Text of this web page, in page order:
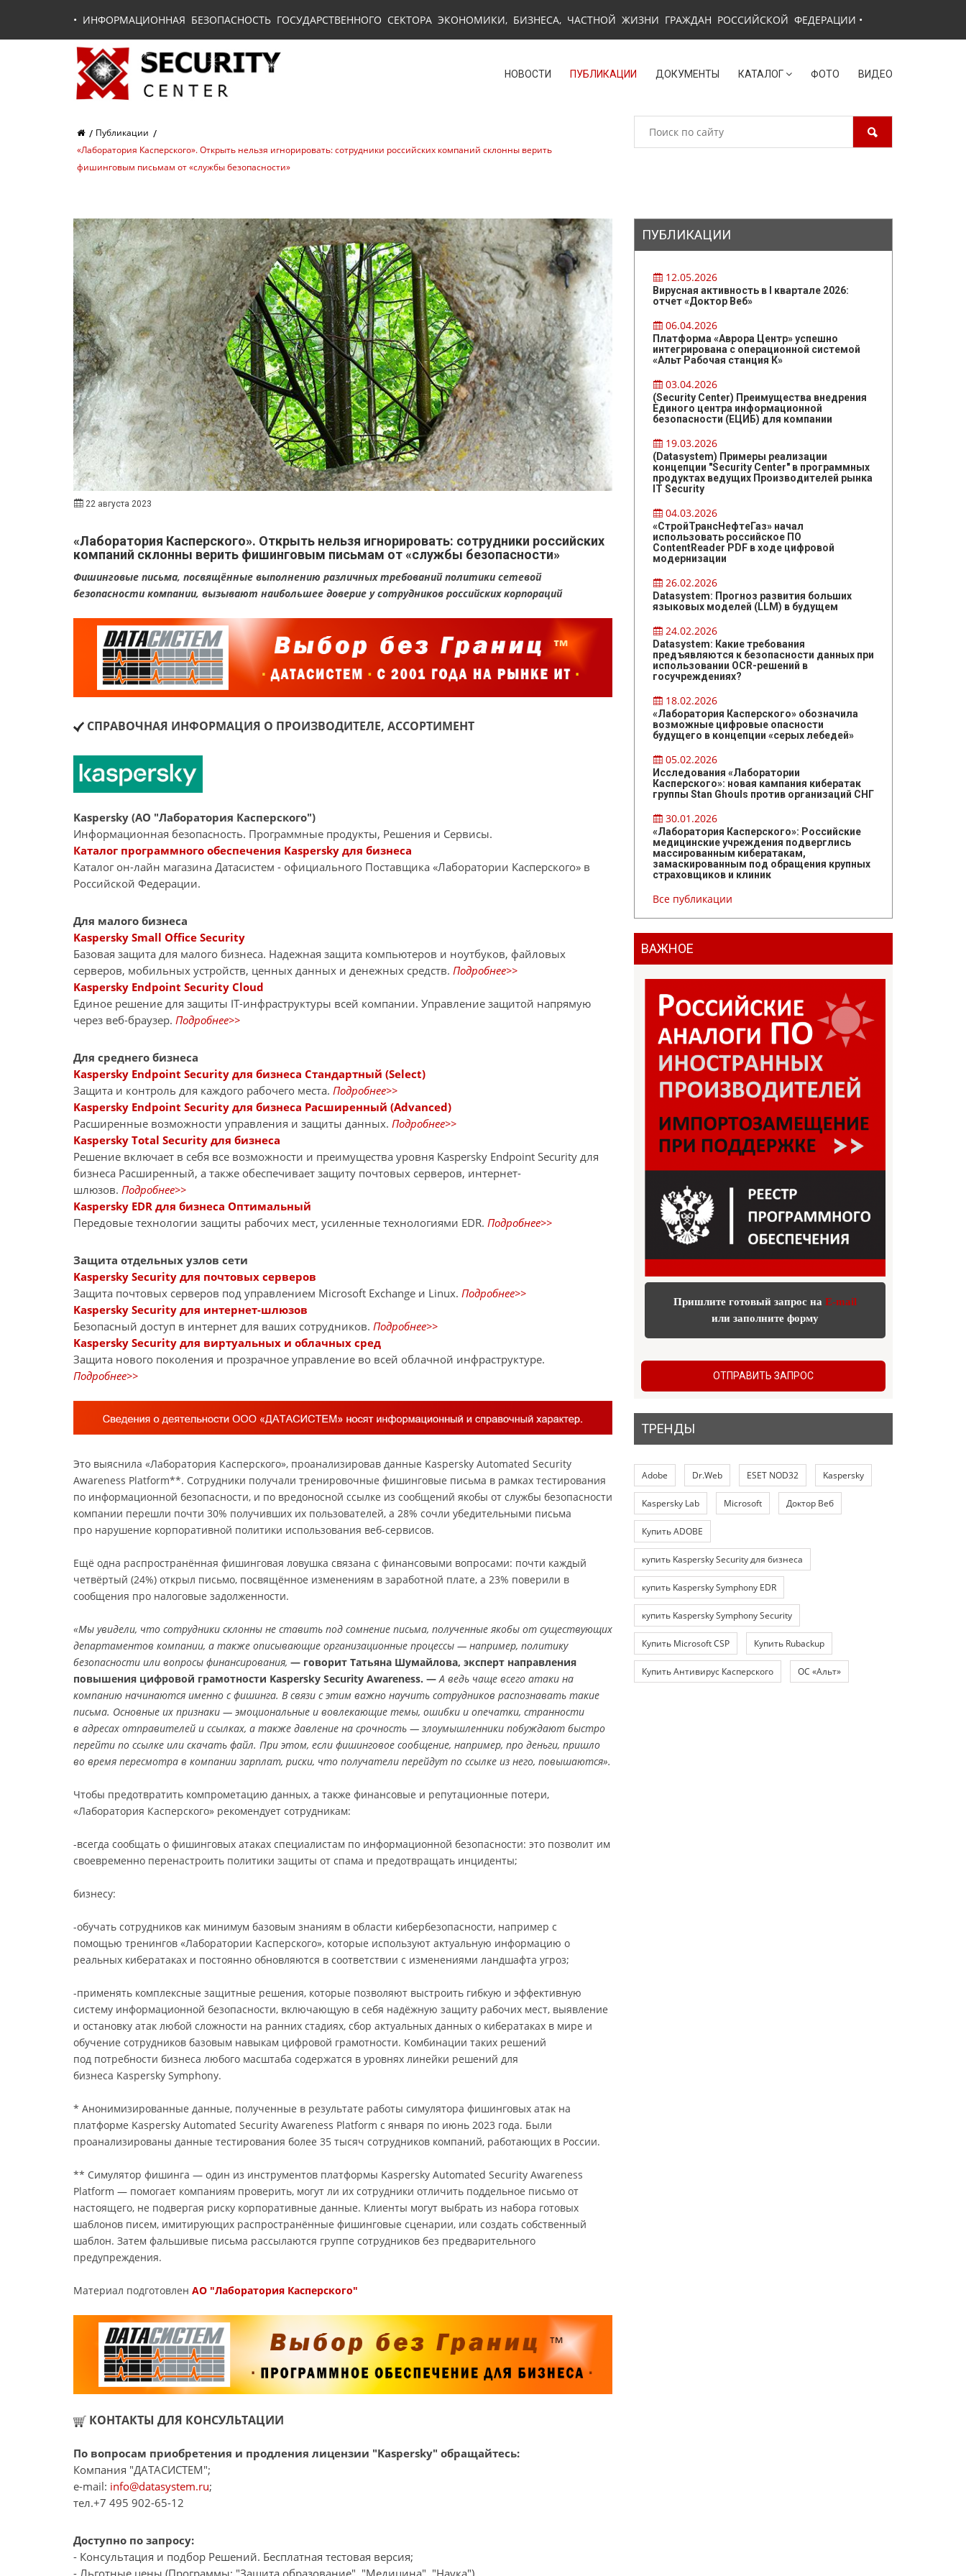
• ИНФОРМАЦИОННАЯ БЕЗОПАСНОСТЬ ГОСУДАРСТВЕННОГО СЕКТОРА ЭКОНОМИКИ, БИЗНЕСА, ЧАСТНОЙ ЖИЗНИ ГРАЖДАН РОССИЙСКОЙ ФЕДЕРАЦИИ •
НОВОСТИ ПУБЛИКАЦИИ ДОКУМЕНТЫ КАТАЛОГ ФОТО ВИДЕО
Публикации
«Лаборатория Касперского». Открыть нельзя игнорировать: сотрудники российских компаний склонны верить
фишинговым письмам от «службы безопасности»
22 августа 2023
«Лаборатория Касперского». Открыть нельзя игнорировать: сотрудники российских
компаний склонны верить фишинговым письмам от «службы безопасности»
Фишинговые письма, посвящённые выполнению различных требований политики сетевой
безопасности компании, вызывают наибольшее доверие у сотрудников российских корпораций
СПРАВОЧНАЯ ИНФОРМАЦИЯ О ПРОИЗВОДИТЕЛЕ, АССОРТИМЕНТ
Kaspersky (АО "Лаборатория Касперского")
Информационная безопасность. Программные продукты, Решения и Сервисы.
Каталог программного обеспечения Kaspersky для бизнеса
Каталог он-лайн магазина Датасиcтем - официального Поставщика «Лаборатории Касперского» в
Российской Федерации.
Для малого бизнеса
Kaspersky Small Office Security
Базовая защита для малого бизнеса. Надежная защита компьютеров и ноутбуков, файловых
серверов, мобильных устройств, ценных данных и денежных средств. Подробнее>>
Kaspersky Endpoint Security Cloud
Единое решение для защиты IT-инфраструктуры всей компании. Управление защитой напрямую
через веб-браузер. Подробнее>>
Для среднего бизнеса
Kaspersky Endpoint Security для бизнеса Стандартный (Select)
Защита и контроль для каждого рабочего места. Подробнее>>
Kaspersky Endpoint Security для бизнеса Расширенный (Advanced)
Расширенные возможности управления и защиты данных. Подробнее>>
Kaspersky Total Security для бизнеса
Решение включает в себя все возможности и преимущества уровня Kaspersky Endpoint Security для
бизнеса Расширенный, а также обеспечивает защиту почтовых серверов, интернет-
шлюзов. Подробнее>>
Kaspersky EDR для бизнеса Оптимальный
Передовые технологии защиты рабочих мест, усиленные технологиями EDR. Подробнее>>
Защита отдельных узлов сети
Kaspersky Security для почтовых серверов
Защита почтовых серверов под управлением Microsoft Exchange и Linux. Подробнее>>
Kaspersky Security для интернет-шлюзов
Безопасный доступ в интернет для ваших сотрудников. Подробнее>>
Kaspersky Security для виртуальных и облачных сред
Защита нового поколения и прозрачное управление во всей облачной инфраструктуре.
Подробнее>>
Это выяснила «Лаборатория Касперского», проанализировав данные Kaspersky Automated Security
Awareness Platform**. Сотрудники получали тренировочные фишинговые письма в рамках тестирования
по информационной безопасности, и по вредоносной ссылке из сообщений якобы от службы безопасности
компании перешли почти 30% получивших их пользователей, а 28% сочли убедительными письма
про нарушение корпоративной политики использования веб-сервисов.
Ещё одна распространённая фишинговая ловушка связана с финансовыми вопросами: почти каждый
четвёртый (24%) открыл письмо, посвящённое изменениям в заработной плате, а 23% поверили в
сообщения про налоговые задолженности.
«Мы увидели, что сотрудники склонны не ставить под сомнение письма, полученные якобы от существующих
департаментов компании, а также описывающие организационные процессы — например, политику
безопасности или вопросы финансирования, — говорит Татьяна Шумайлова, эксперт направления
повышения цифровой грамотности Kaspersky Security Awareness. — А ведь чаще всего атаки на
компанию начинаются именно с фишинга. В связи с этим важно научить сотрудников распознавать такие
письма. Основные их признаки — эмоциональные и вовлекающие темы, ошибки и опечатки, странности
в адресах отправителей и ссылках, а также давление на срочность — злоумышленники побуждают быстро
перейти по ссылке или скачать файл. При этом, если фишинговое сообщение, например, про деньги, пришло
во время пересмотра в компании зарплат, риски, что получатели перейдут по ссылке из него, повышаются».
Чтобы предотвратить компрометацию данных, а также финансовые и репутационные потери,
«Лаборатория Касперского» рекомендует сотрудникам:
-всегда сообщать о фишинговых атаках специалистам по информационной безопасности: это позволит им
своевременно перенастроить политики защиты от спама и предотвращать инциденты;
бизнесу:
-обучать сотрудников как минимум базовым знаниям в области кибербезопасности, например с
помощью тренингов «Лаборатории Касперского», которые используют актуальную информацию о
реальных кибератаках и постоянно обновляются в соответствии с изменениями ландшафта угроз;
-применять комплексные защитные решения, которые позволяют выстроить гибкую и эффективную
систему информационной безопасности, включающую в себя надёжную защиту рабочих мест, выявление
и остановку атак любой сложности на ранних стадиях, сбор актуальных данных о кибератаках в мире и
обучение сотрудников базовым навыкам цифровой грамотности. Комбинации таких решений
под потребности бизнеса любого масштаба содержатся в уровнях линейки решений для
бизнеса Kaspersky Symphony.
* Анонимизированные данные, полученные в результате работы симулятора фишинговых атак на
платформе Kaspersky Automated Security Awareness Platform с января по июнь 2023 года. Были
проанализированы данные тестирования более 35 тысяч сотрудников компаний, работающих в России.
** Симулятор фишинга — один из инструментов платформы Kaspersky Automated Security Awareness
Platform — помогает компаниям проверить, могут ли их сотрудники отличить поддельное письмо от
настоящего, не подвергая риску корпоративные данные. Клиенты могут выбрать из набора готовых
шаблонов писем, имитирующих распространённые фишинговые сценарии, или создать собственный
шаблон. Затем фальшивые письма рассылаются группе сотрудников без предварительного
предупреждения.
Материал подготовлен АО "Лаборатория Касперского"
КОНТАКТЫ ДЛЯ КОНСУЛЬТАЦИИ
По вопросам приобретения и продления лицензии "Kaspersky" обращайтесь:
Компания "ДАТАСИСТЕМ";
e-mail: info@datasystem.ru;
тел.+7 495 902-65-12
Доступно по запросу:
- Консультация и подбор Решений. Бесплатная тестовая версия;
ПУБЛИКАЦИИ
12.05.2026
Вирусная активность в I квартале 2026:
отчет «Доктор Веб»
06.04.2026
Платформа «Аврора Центр» успешно
интегрирована с операционной системой
«Альт Рабочая станция К»
03.04.2026
(Security Center) Преимущества внедрения
Единого центра информационной
безопасности (ЕЦИБ) для компании
19.03.2026
(Datasystem) Примеры реализации
концепции "Security Center" в программных
продуктах ведущих Производителей рынка
IT Security
04.03.2026
«СтройТрансНефтеГаз» начал
использовать российское ПО
ContentReader PDF в ходе цифровой
модернизации
26.02.2026
Datasystem: Прогноз развития больших
языковых моделей (LLM) в будущем
24.02.2026
Datasystem: Какие требования
предъявляются к безопасности данных при
использовании OCR-решений в
госучреждениях?
18.02.2026
«Лаборатория Касперского» обозначила
возможные цифровые опасности
будущего в концепции «серых лебедей»
05.02.2026
Исследования «Лаборатории
Касперского»: новая кампания кибератак
группы Stan Ghouls против организаций СНГ
30.01.2026
«Лаборатория Касперского»: Российские
медицинские учреждения подверглись
массированным кибератакам,
замаскированным под обращения крупных
страховщиков и клиник
Все публикации
ВАЖНОЕ
Пришлите готовый запрос на E-mail
или заполните форму
ОТПРАВИТЬ ЗАПРОС
ТРЕНДЫ
Adobe Dr.Web ESET NOD32 Kaspersky
Kaspersky Lab Microsoft Доктор Веб
Купить ADOBE
купить Kaspersky Security для бизнеса
купить Kaspersky Symphony EDR
купить Kaspersky Symphony Security
Купить Microsoft CSP Купить Rubackup
Купить Антивирус Касперского ОС «Альт»